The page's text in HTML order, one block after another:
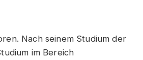
Nach seinem Studium der
im Bereich